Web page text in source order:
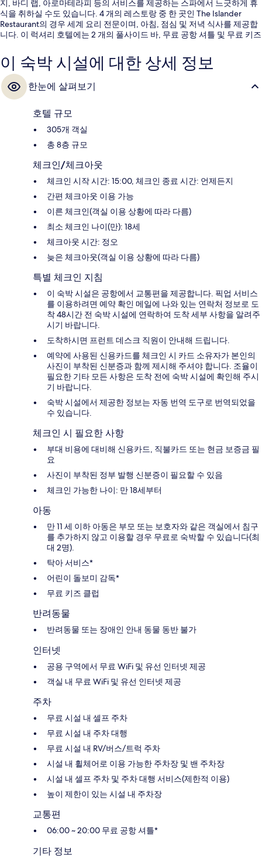
지, 바디 랩, 아로마테라피 등의 서비스를 제공하는 스파에서 느긋하게 휴
식을 취하실 수도 있습니다. 4 개의 레스토랑 중 한 곳인 The Islander
Restaurant의 경우 세계 요리 전문이며, 아침, 점심 및 저녁 식사를 제공합
니다. 이 럭셔리 호텔에는 2 개의 풀사이드 바, 무료 공항 셔틀 및 무료 키즈
이 숙박 시설에 대한 상세 정보
한눈에 살펴보기
호텔 규모
305개 객실
총 8층 규모
체크인/체크아웃
체크인 시작 시간: 15:00, 체크인 종료 시간: 언제든지
간편 체크아웃 이용 가능
이른 체크인(객실 이용 상황에 따라 다름)
최소 체크인 나이(만): 18세
체크아웃 시간: 정오
늦은 체크아웃(객실 이용 상황에 따라 다름)
특별 체크인 지침
이 숙박 시설은 공항에서 교통편을 제공합니다. 픽업 서비스
를 이용하려면 예약 확인 메일에 나와 있는 연락처 정보로 도
착 48시간 전 숙박 시설에 연락하여 도착 세부 사항을 알려주
시기 바랍니다.
도착하시면 프런트 데스크 직원이 안내해 드립니다.
예약에 사용된 신용카드를 체크인 시 카드 소유자가 본인의
사진이 부착된 신분증과 함께 제시해 주셔야 합니다. 조율이
필요한 기타 모든 사항은 도착 전에 숙박 시설에 확인해 주시
기 바랍니다.
숙박 시설에서 제공한 정보는 자동 번역 도구로 번역되었을
수 있습니다.
체크인 시 필요한 사항
부대 비용에 대비해 신용카드, 직불카드 또는 현금 보증금 필
요
사진이 부착된 정부 발행 신분증이 필요할 수 있음
체크인 가능한 나이: 만 18세부터
아동
만 11 세 이하 아동은 부모 또는 보호자와 같은 객실에서 침구
를 추가하지 않고 이용할 경우 무료로 숙박할 수 있습니다(최
대 2명).
탁아 서비스*
어린이 돌보미 감독*
무료 키즈 클럽
반려동물
반려동물 또는 장애인 안내 동물 동반 불가
인터넷
공용 구역에서 무료 WiFi 및 유선 인터넷 제공
객실 내 무료 WiFi 및 유선 인터넷 제공
주차
무료 시설 내 셀프 주차
무료 시설 내 주차 대행
무료 시설 내 RV/버스/트럭 주차
시설 내 휠체어로 이용 가능한 주차장 및 밴 주차장
시설 내 셀프 주차 및 주차 대행 서비스(제한적 이용)
높이 제한이 있는 시설 내 주차장
교통편
06:00 ~ 20:00 무료 공항 셔틀*
기타 정보